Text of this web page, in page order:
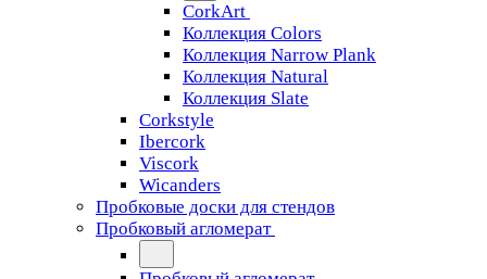
CorkArt
Коллекция Colors
Коллекция Narrow Plank
Коллекция Natural
Коллекция Slate
Corkstyle
Ibercork
Viscork
Wicanders
Пробковые доски для стендов
Пробковый агломерат